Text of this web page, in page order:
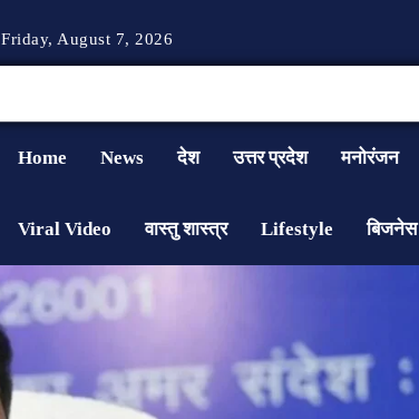
Friday, August 7, 2026
Home News देश उत्तर प्रदेश मनोरंजन
Viral Video वास्तु शास्त्र Lifestyle बिजनेस